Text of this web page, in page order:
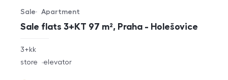
Sale flats 3+KT 97 m², Praha - Holešovice
Offer type
Sale
Property type
Apartment
rozměry
disposition
3+kk
funkce
store elevator